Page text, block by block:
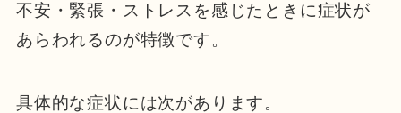
不安・緊張・ストレスを感じたときに症状が
あらわれるのが特徴です。
具体的な症状には次があります。